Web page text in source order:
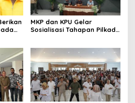
MKP dan KPU Gelar
Sosialisasi Tahapan Pilkada